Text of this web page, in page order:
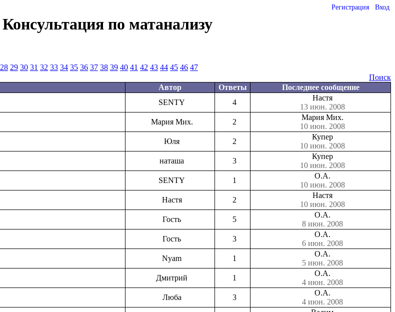
Регистрация Вход
Консультация по матанализу
28 29 30 31 32 33 34 35 36 37 38 39 40 41 42 43 44 45 46 47
Поиск
Автор Ответы
Последнее сообщение
SENTY 4
Настя
13 июн. 2008
Мария Мих. 2
Мария Мих.
10 июн. 2008
Юля 2
Купер
10 июн. 2008
наташа 3
Купер
10 июн. 2008
SENTY 1
О.А.
10 июн. 2008
Настя 2
Настя
10 июн. 2008
Гость 5
О.А.
8 июн. 2008
Гость 3
О.А.
6 июн. 2008
Nyam 1
О.А.
5 июн. 2008
Дмитрий 1
О.А.
4 июн. 2008
Люба 3
О.А.
4 июн. 2008